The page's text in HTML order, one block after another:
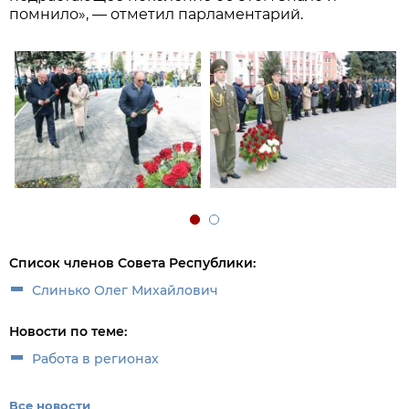
помнило», — отметил парламентарий.
Список членов Совета Республики:
Слинько Олег Михайлович
Новости по теме:
Работа в регионах
Все новости